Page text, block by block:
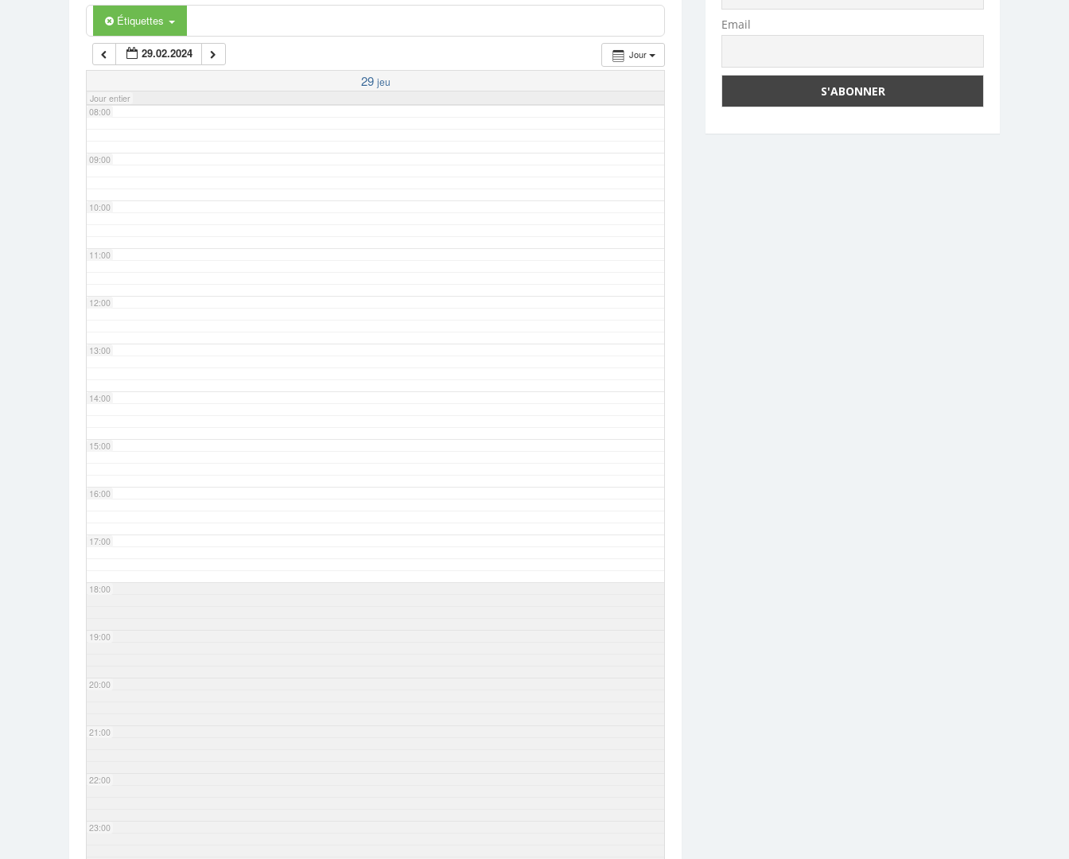
Étiquettes
Jour
29.02.2024
29 jeu
Jour entier
06:00
07:00
08:00
09:00
10:00
11:00
12:00
13:00
14:00
15:00
16:00
17:00
18:00
19:00
20:00
21:00
22:00
23:00
Email